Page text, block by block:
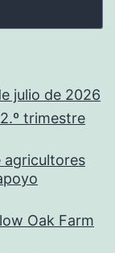
julio de 2026
trimestre
agricultores
Oak Farm